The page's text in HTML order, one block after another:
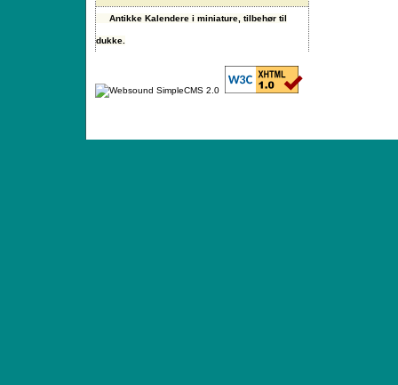
Antikke Kalendere i miniature, tilbehør til
dukke.